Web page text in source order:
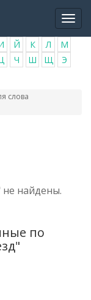
Й К Л
М
Ч Ш Щ
Э
слова
найдены.
по